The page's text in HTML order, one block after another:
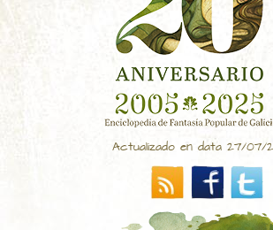
Actualizado en data 27/07/